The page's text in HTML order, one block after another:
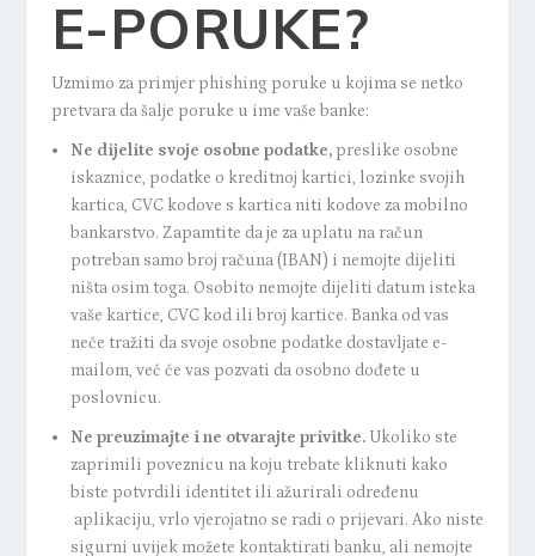
E-PORUKE?
Uzmimo za primjer phishing poruke u kojima se netko
pretvara da šalje poruke u ime vaše banke:
Ne dijelite svoje osobne podatke,preslike osobne
iskaznice, podatke o kreditnoj kartici, lozinke svojih
kartica, CVC kodove s kartica niti kodove za mobilno
bankarstvo. Zapamtite da je za uplatu na račun
potreban samo broj računa (IBAN) i nemojte dijeliti
ništa osim toga. Osobito nemojte dijeliti datum isteka
vaše kartice, CVC kod ili broj kartice. Banka od vas
neće tražiti da svoje osobne podatke dostavljate e-
mailom, već će vas pozvati da osobno dođete u
poslovnicu.
Ne preuzimajte i ne otvarajte privitke.Ukoliko ste
zaprimili poveznicu na koju trebate kliknuti kako
biste potvrdili identitet ili ažurirali određenu
aplikaciju, vrlo vjerojatno se radi o prijevari. Ako niste
sigurni uvijek možete kontaktirati banku, ali nemojte